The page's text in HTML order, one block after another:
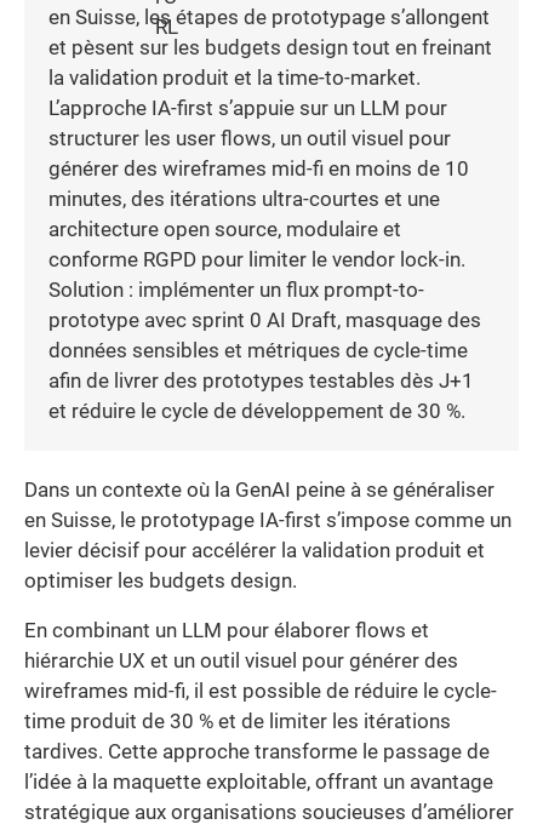
en Suisse, les étapes de prototypage s’allongent
et pèsent sur les budgets design tout en freinant
la validation produit et la time-to-market.
L’approche IA-first s’appuie sur un LLM pour
structurer les user flows, un outil visuel pour
générer des wireframes mid-fi en moins de 10
minutes, des itérations ultra-courtes et une
architecture open source, modulaire et
conforme RGPD pour limiter le vendor lock-in.
Solution : implémenter un flux prompt-to-
prototype avec sprint 0 AI Draft, masquage des
données sensibles et métriques de cycle-time
afin de livrer des prototypes testables dès J+1
et réduire le cycle de développement de 30 %.
Dans un contexte où la GenAI peine à se généraliser
en Suisse, le prototypage IA-first s’impose comme un
levier décisif pour accélérer la validation produit et
optimiser les budgets design.
En combinant un LLM pour élaborer flows et
hiérarchie UX et un outil visuel pour générer des
wireframes mid-fi, il est possible de réduire le cycle-
time produit de 30 % et de limiter les itérations
tardives. Cette approche transforme le passage de
l’idée à la maquette exploitable, offrant un avantage
stratégique aux organisations soucieuses d’améliorer